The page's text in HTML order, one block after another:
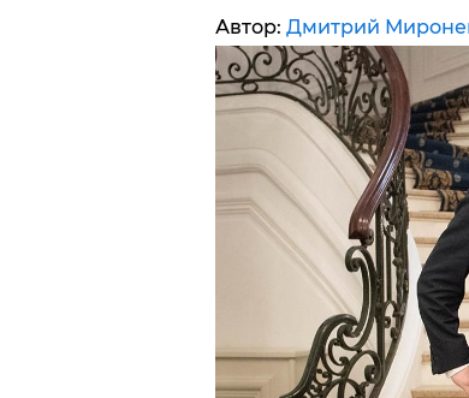
Автор: Дмитрий